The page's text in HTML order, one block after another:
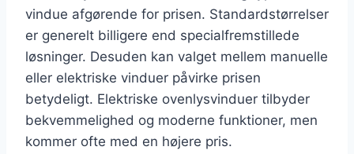
vindue afgørende for prisen. Standardstørrelser
er generelt billigere end specialfremstillede
løsninger. Desuden kan valget mellem manuelle
eller elektriske vinduer påvirke prisen
betydeligt. Elektriske ovenlysvinduer tilbyder
bekvemmelighed og moderne funktioner, men
kommer ofte med en højere pris.